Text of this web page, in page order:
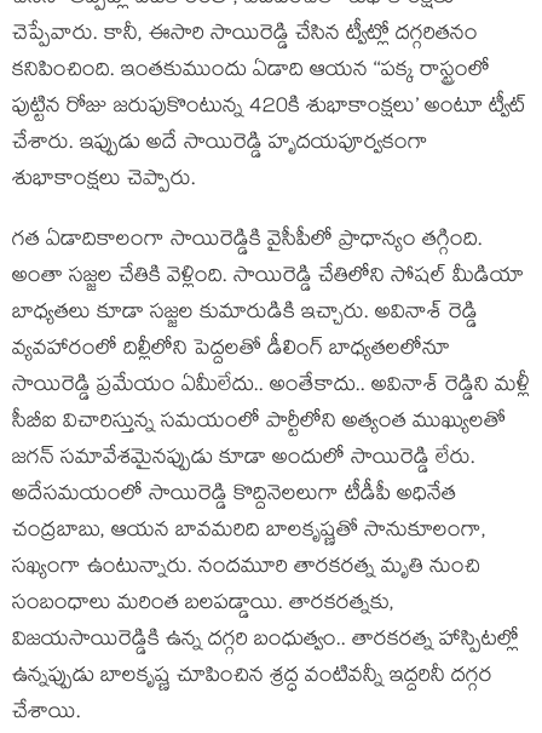
చెప్పేవారు. కానీ, ఈసారి సాయిరెడ్డి చేసిన ట్వీట్లో దగ్గరితనం
కనిపించింది. ఇంతకుముందు ఏడాది ఆయన ‘‘పక్క రాస్ట్రంలో
పుట్టిన రోజు జరుపుకొంటున్న 420కి శుభాకాంక్షలు’ అంటూ ట్వీట్
చేశారు. ఇప్పుడు అదే సాయిరెడ్డి హృదయపూర్వకంగా
శుభాకాంక్షలు చెప్పారు.
గత ఏడాదికాలంగా సాయిరెడ్డికి వైసీపీలో ప్రాధాన్యం తగ్గింది.
అంతా సజ్జల చేతికి వెళ్లింది. సాయిరెడ్డి చేతిలోని సోషల్ మీడియా
బాధ్యతలు కూడా సజ్జల కుమారుడికి ఇచ్చారు. అవినాశ్ రెడ్డి
వ్యవహారంలో దిల్లీలోని పెద్దలతో డీలింగ్ బాధ్యతలలోనూ
సాయిరెడ్డి ప్రమేయం ఏమీలేదు.. అంతేకాదు.. అవినాశ్ రెడ్డిని మళ్లీ
సీబీఐ విచారిస్తున్న సమయంలో పార్టీలోని అత్యంత ముఖ్యులతో
జగన్ సమావేశమైనప్పుడు కూడా అందులో సాయిరెడ్డి లేరు.
అదేసమయంలో సాయిరెడ్డి కొద్దినెలలుగా టీడీపీ అధినేత
చంద్రబాబు, ఆయన బావమరిది బాలకృష్ణతో సానుకూలంగా,
సఖ్యంగా ఉంటున్నారు. నందమూరి తారకరత్న మృతి నుంచి
సంబంధాలు మరింత బలపడ్డాయి. తారకరత్నకు,
విజయసాయిరెడ్డికి ఉన్న దగ్గరి బంధుత్వం.. తారకరత్న హాస్పిటల్లో
ఉన్నప్పుడు బాలకృష్ణ చూపించిన శ్రద్ధ వంటివన్నీ ఇద్దరినీ దగ్గర
చేశాయి.